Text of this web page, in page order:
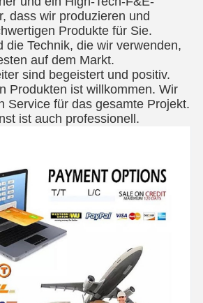
dass wir produzieren und
Produkte für Sie.
die Technik, die wir verwenden,
auf dem Markt.
sind begeistert und positiv.
Produkten ist willkommen. Wir
Service für das gesamte Projekt.
ist auch professionell.